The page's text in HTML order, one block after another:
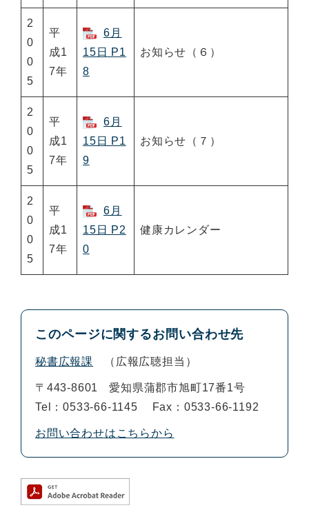
2
0
0
5
平
成1
7年
6月
15日 P1
8
お知らせ（６）
2
0
0
5
平
成1
7年
6月
15日 P1
9
お知らせ（７）
2
0
0
5
平
成1
7年
6月
15日 P2
0
健康カレンダー
このページに関するお問い合わせ先
秘書広報課 広報広聴担当
〒443-8601
愛知県蒲郡市旭町17番1号
Tel：0533-66-1145
Fax：0533-66-1192
お問い合わせはこちらから